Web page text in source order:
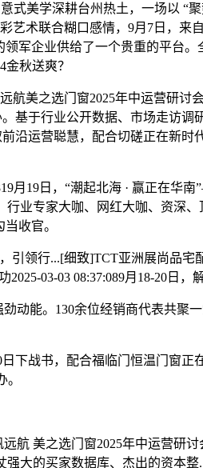
式美学深耕台州热土，一场以 “
艺术联合糊口感情，9月7日，来
军企业供给了一个贵重的平台
秋送爽？
美之选门窗2025年中运营研讨
基于行业公开数据、市场走访调
沿运营聪慧，配合切磋正在新时
月19日，“潮起北海 · 赢正在华
业专家大咖、网红大咖、资深
收官。
领行...[细致]TCT亚洲展尚品宅
03-03 08:37:089月18-20日，
能。130余位经销商代表共聚一
战书，配合福临门恒温门窗正
美之选门窗2025年中运营研讨
大的买家数据库、杰出的资本整